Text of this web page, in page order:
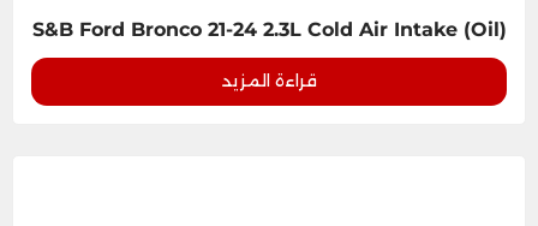
S&B Ford Bronco 21-24 2.3L Cold Air Intake (Oil)
قراءة المزيد